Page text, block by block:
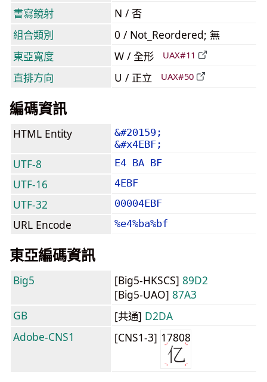
書寫鏡射
N / 否
組合類別
0 / Not_Reordered; 無
東亞寬度
W / 全形 UAX#11
直排方向 U / 正立 UAX#50
編碼資訊
HTML Entity
&#20159;
&#x4EBF;
UTF-8 E4 BA BF
UTF-16 4EBF
UTF-32 00004EBF
URL Encode %e4%ba%bf
東亞編碼資訊
Big5 [Big5-HKSCS] 89D2
[Big5-UAO] 87A3
GB
[共通] D2DA
Adobe-CNS1
[CNS1-3] 17808